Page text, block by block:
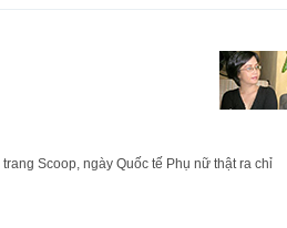
Scoop, ngày Quốc tế Phụ nữ thật ra chỉ